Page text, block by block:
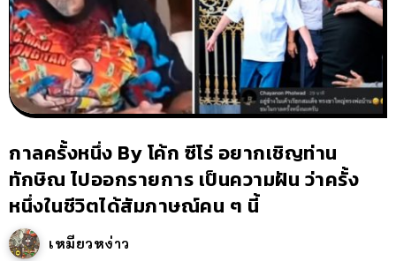
กาลครั้งหนึ่ง By โค้ก ซีโร่ อยากเชิญท่าน
ทักษิณ ไปออกรายการ เป็นความฝัน ว่าครั้ง
หนึ่งในชีวิตได้สัมภาษณ์คน ๆ นี้
เหมียวหง่าว